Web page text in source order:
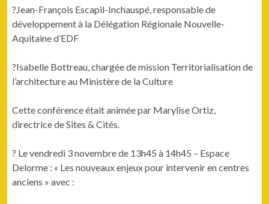
?Jean-François Escapil-Inchauspé, responsable de
développement à la Délégation Régionale Nouvelle-
Aquitaine d’EDF
?Isabelle Bottreau, chargée de mission Territorialisation de
l’architecture au Ministère de la Culture
Cette conférence était animée par Marylise Ortiz,
directrice de Sites & Cités.
? Le vendredi 3 novembre de 13h45 à 14h45 – Espace
Delorme : « Les nouveaux enjeux pour intervenir en centres
anciens » avec :